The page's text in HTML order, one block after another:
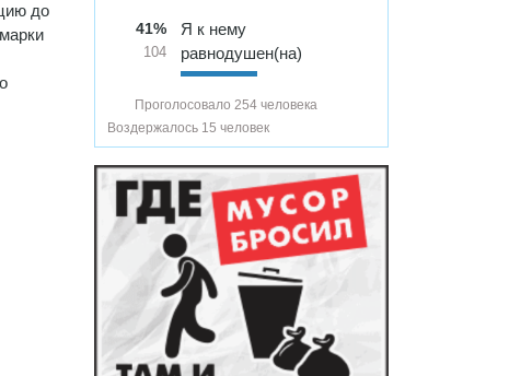
до
41%
104
Я к нему
равнодушен(на)
Проголосовало 254 человека
Воздержалось 15 человек